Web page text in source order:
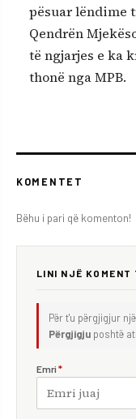
pësuar lëndime
Qendrën
të ngjarjes e ka
thonë nga MPB.
KOMENTET
Bëhu i pari që komenton!
LINI NJË KOMENT
Për t'u përgjigjur
Përgjigju poshtë
Emri *